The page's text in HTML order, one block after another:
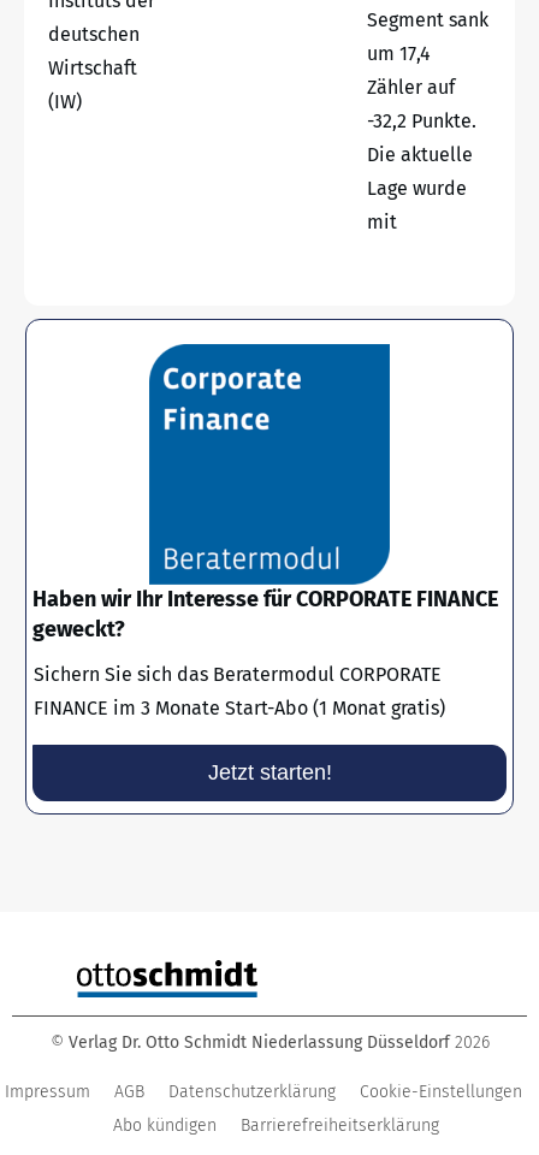
deutschen
Wirtschaft
(IW)
Segment sank
um 17,4
Zähler auf
-32,2 Punkte.
Die aktuelle
Lage wurde
mit
Haben wir Ihr Interesse für CORPORATE FINANCE
geweckt?
Sichern Sie sich das Beratermodul CORPORATE
FINANCE im 3 Monate Start-Abo (1 Monat gratis)
Jetzt starten!
© Verlag Dr. Otto Schmidt Niederlassung Düsseldorf 2026
Impressum AGB Datenschutzerklärung
Cookie-Einstellungen
Abo kündigen
Barrierefreiheitserklärung